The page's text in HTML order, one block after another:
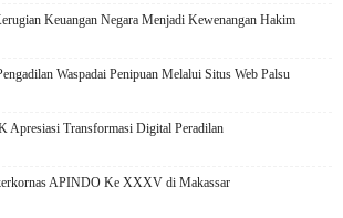
Keuangan Negara Menjadi Kewenangan Hakim
Waspadai Penipuan Melalui Situs Web Palsu
Apresiasi Transformasi Digital Peradilan
APINDO Ke XXXV di Makassar